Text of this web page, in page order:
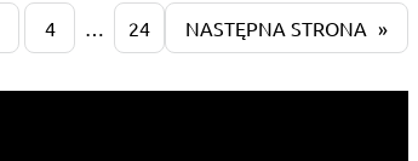
4 … 24 NASTĘPNA STRONA »